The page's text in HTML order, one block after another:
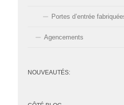
Portes d’entrée
Agencements
NOUVEAUTÉS: